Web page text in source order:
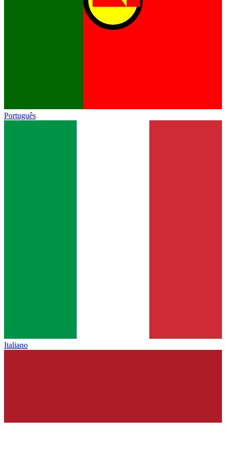
Português
Italiano